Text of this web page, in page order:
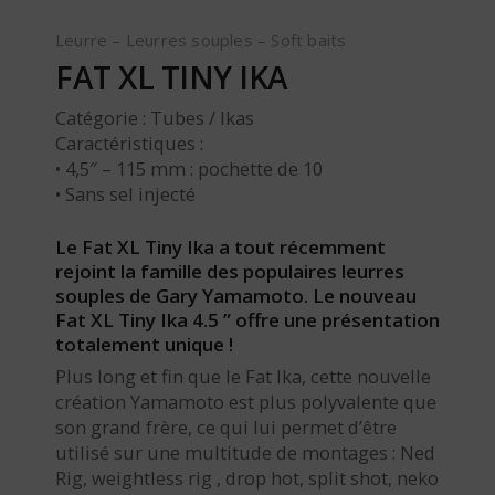
Leurre – Leurres souples – Soft baits
FAT XL TINY IKA
Catégorie : Tubes / Ikas
Caractéristiques :
• 4,5″ – 115 mm : pochette de 10
• Sans sel injecté
Le Fat XL Tiny Ika a tout récemment
rejoint la famille des populaires leurres
souples de Gary Yamamoto. Le nouveau
Fat XL Tiny Ika 4.5 ” offre une présentation
totalement unique !
Plus long et fin que le Fat Ika, cette nouvelle
création Yamamoto est plus polyvalente que
son grand frère, ce qui lui permet d’être
utilisé sur une multitude de montages : Ned
Rig, weightless rig , drop hot, split shot, neko